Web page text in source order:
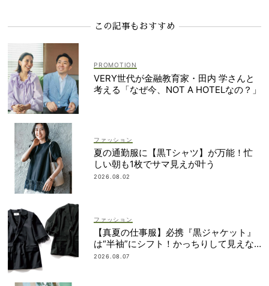
この記事もおすすめ
VERY世代が金融教育家・田内 学さんと
考える「なぜ今、NOT A HOTELなの？」
ファッション
夏の通勤服に【黒Tシャツ】が万能！忙
しい朝も1枚でサマ見えが叶う
2026.08.02
ファッション
【真夏の仕事服】必携『黒ジャケット』
は“半袖”にシフト！かっちりして見えな
いデザインに注目
2026.08.07